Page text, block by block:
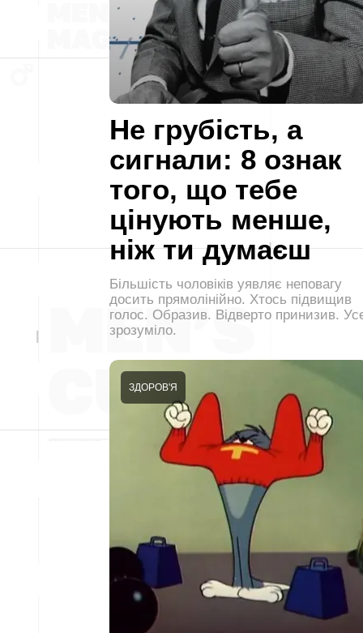
Не грубість, а
сигнали: 8 ознак
того, що тебе
цінують менше,
ніж ти думаєш
Більшість чоловіків уявляє неповагу
досить прямолінійно. Хтось підвищив
голос. Образив. Відверто принизив.
зрозуміло.
ЗДОРОВ'Я